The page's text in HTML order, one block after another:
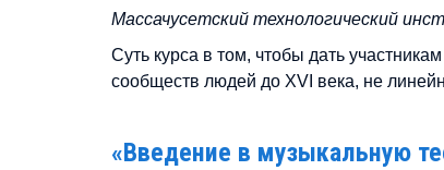
Массачусетский технологический
Суть курса в том, чтобы дать
сообществ людей до XVI века, не
«Введение в музыкальную